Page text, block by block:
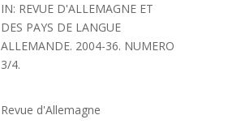
IN: REVUE D'ALLEMAGNE ET
DES PAYS DE LANGUE
ALLEMANDE. 2004-36. NUMERO
3/4.
Revue d'Allemagne